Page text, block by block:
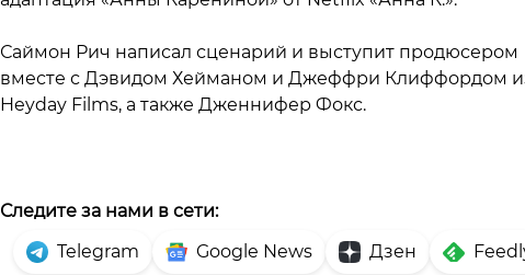
Саймон Рич написал сценарий и выступит продюсером
вместе с Дэвидом Хейманом и Джеффри Клиффордом
Heyday Films, а также Дженнифер Фокс.
Следите за нами в сети:
Telegram
Google News Дзен